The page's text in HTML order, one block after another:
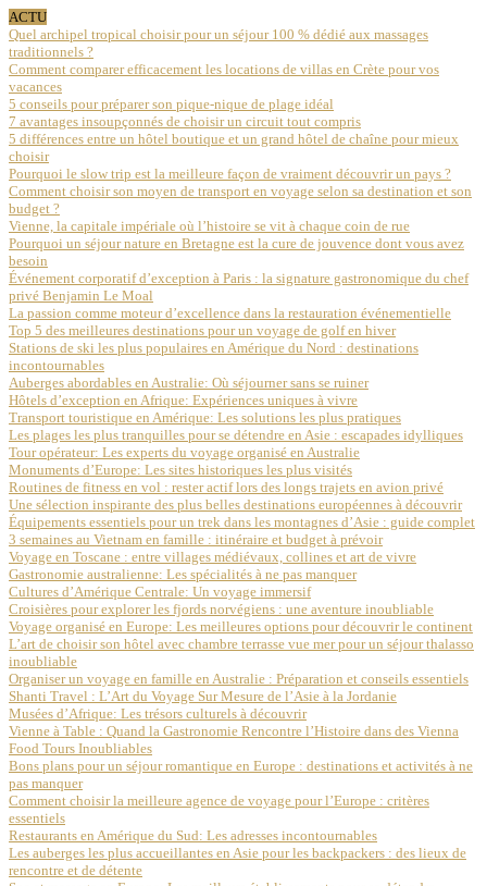
ACTU
Quel archipel tropical choisir pour un séjour 100 % dédié aux massages
traditionnels ?
Comment comparer efficacement les locations de villas en Crète pour vos
vacances
5 conseils pour préparer son pique-nique de plage idéal
7 avantages insoupçonnés de choisir un circuit tout compris
5 différences entre un hôtel boutique et un grand hôtel de chaîne pour mieux
choisir
Pourquoi le slow trip est la meilleure façon de vraiment découvrir un pays ?
Comment choisir son moyen de transport en voyage selon sa destination et son
budget ?
Vienne, la capitale impériale où l’histoire se vit à chaque coin de rue
Pourquoi un séjour nature en Bretagne est la cure de jouvence dont vous avez
besoin
Événement corporatif d’exception à Paris : la signature gastronomique du chef
privé Benjamin Le Moal
La passion comme moteur d’excellence dans la restauration événementielle
Top 5 des meilleures destinations pour un voyage de golf en hiver
Stations de ski les plus populaires en Amérique du Nord : destinations
incontournables
Auberges abordables en Australie: Où séjourner sans se ruiner
Hôtels d’exception en Afrique: Expériences uniques à vivre
Transport touristique en Amérique: Les solutions les plus pratiques
Les plages les plus tranquilles pour se détendre en Asie : escapades idylliques
Tour opérateur: Les experts du voyage organisé en Australie
Monuments d’Europe: Les sites historiques les plus visités
Routines de fitness en vol : rester actif lors des longs trajets en avion privé
Une sélection inspirante des plus belles destinations européennes à découvrir
Équipements essentiels pour un trek dans les montagnes d’Asie : guide complet
3 semaines au Vietnam en famille : itinéraire et budget à prévoir
Voyage en Toscane : entre villages médiévaux, collines et art de vivre
Gastronomie australienne: Les spécialités à ne pas manquer
Cultures d’Amérique Centrale: Un voyage immersif
Croisières pour explorer les fjords norvégiens : une aventure inoubliable
Voyage organisé en Europe: Les meilleures options pour découvrir le continent
L’art de choisir son hôtel avec chambre terrasse vue mer pour un séjour thalasso
inoubliable
Organiser un voyage en famille en Australie : Préparation et conseils essentiels
Shanti Travel : L’Art du Voyage Sur Mesure de l’Asie à la Jordanie
Musées d’Afrique: Les trésors culturels à découvrir
Vienne à Table : Quand la Gastronomie Rencontre l’Histoire dans des Vienna
Food Tours Inoubliables
Bons plans pour un séjour romantique en Europe : destinations et activités à ne
pas manquer
Comment choisir la meilleure agence de voyage pour l’Europe : critères
essentiels
Restaurants en Amérique du Sud: Les adresses incontournables
Les auberges les plus accueillantes en Asie pour les backpackers : des lieux de
rencontre et de détente